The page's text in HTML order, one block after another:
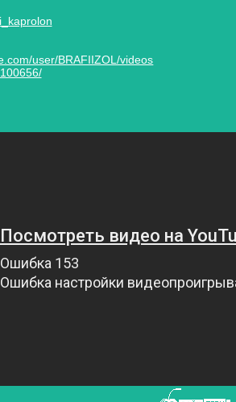
user/BRAFIIZOL/videos